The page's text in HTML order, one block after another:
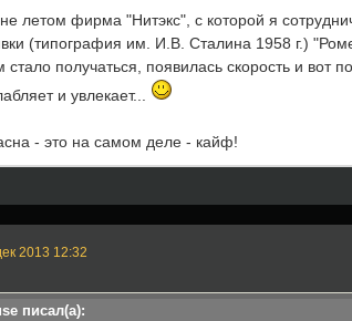
летом фирма "Нитэкс", с которой я
(типография им. И.В. Сталина 1958 г.)
стало получаться, появилась скорость и вот
и увлекает...
- это на самом деле - кайф!
2013 12:32
писал(а):